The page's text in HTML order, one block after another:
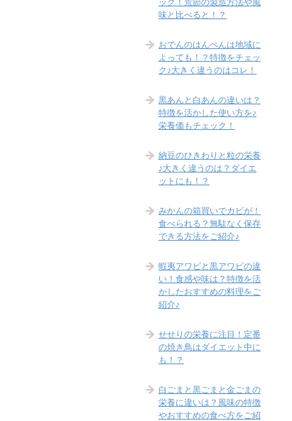
味と比べると！？
おでんのはんぺんは地域に
よっても！？特徴をチェッ
ク♪大きく違うのはコレ！
黒あんと白あんの違いは？
特徴を活かした使い方を♪
栄養価もチェック！
納豆のひきわりと粒の栄養
♪大きく違うのは？ダイエ
ットにも！？
みかんの箱買いでカビが！
食べられる？無駄なく保存
できる方法をご紹介♪
蝦夷アワビと黒アワビの違
い！食感や味は？特徴を活
かしたおすすめの料理をご
紹介♪
せせりの栄養に注目！定番
の焼き鳥はダイエット中に
も！？
白ごまと黒ごまと金ごまの
栄養に違いは？風味の特徴
やおすすめの食べ方をご紹